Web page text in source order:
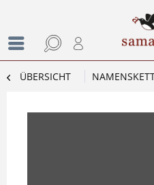
ÜBERSICHT